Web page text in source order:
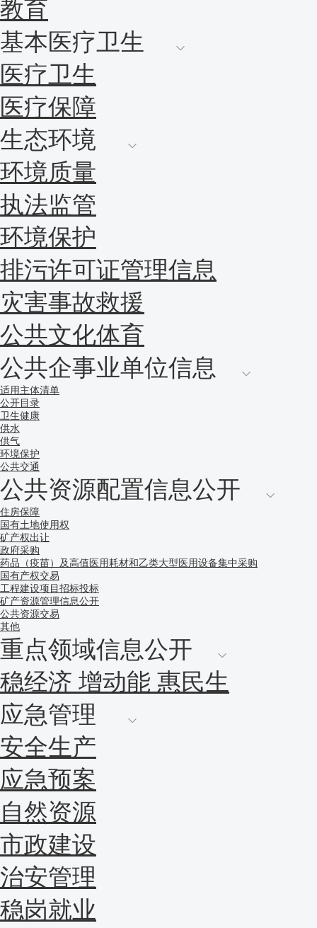
教育
基本医疗卫生
医疗卫生
医疗保障
生态环境
环境质量
执法监管
环境保护
排污许可证管理信息
灾害事故救援
公共文化体育
公共企事业单位信息
适用主体清单
公开目录
卫生健康
供水
供气
环境保护
公共交通
公共资源配置信息公开
住房保障
国有土地使用权
矿产权出让
政府采购
药品（疫苗）及高值医用耗材和乙类大型医用设备集中采购
国有产权交易
工程建设项目招标投标
矿产资源管理信息公开
公共资源交易
其他
重点领域信息公开
稳经济 增动能 惠民生
应急管理
安全生产
应急预案
自然资源
市政建设
治安管理
稳岗就业